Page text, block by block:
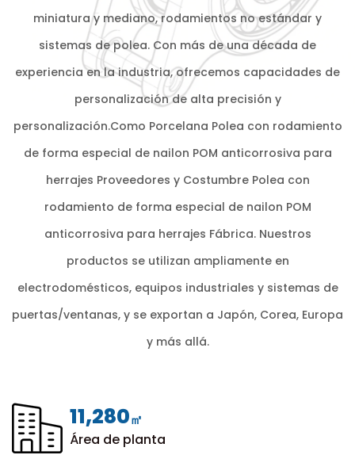
12,000㎡
Área de planta
miniatura y mediano, rodamientos no estándar y
sistemas de polea. Con más de una década de
experiencia en la industria, ofrecemos capacidades de
personalización de alta precisión y
personalización.Como Porcelana Polea con rodamiento
de forma especial de nailon POM anticorrosiva para
herrajes Proveedores y Costumbre Polea con
rodamiento de forma especial de nailon POM
anticorrosiva para herrajes Fábrica. Nuestros
productos se utilizan ampliamente en
electrodomésticos, equipos industriales y sistemas de
puertas/ventanas, y se exportan a Japón, Corea, Europa
y más allá.